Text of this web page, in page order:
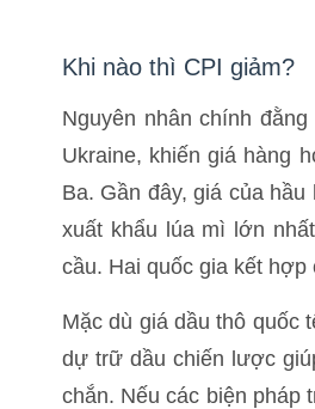
Khi nào thì CPI giảm?
Nguyên nhân chính
Ukraine, khiến giá hàng
Ba. Gần đây, giá của
xuất khẩu lúa mì lớn
cầu. Hai quốc gia kết
Mặc dù giá dầu thô quốc
dự trữ dầu chiến lược
chắn. Nếu các biện pháp